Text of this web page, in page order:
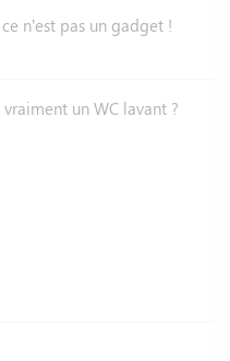
n’est pas un gadget !
un WC lavant ?